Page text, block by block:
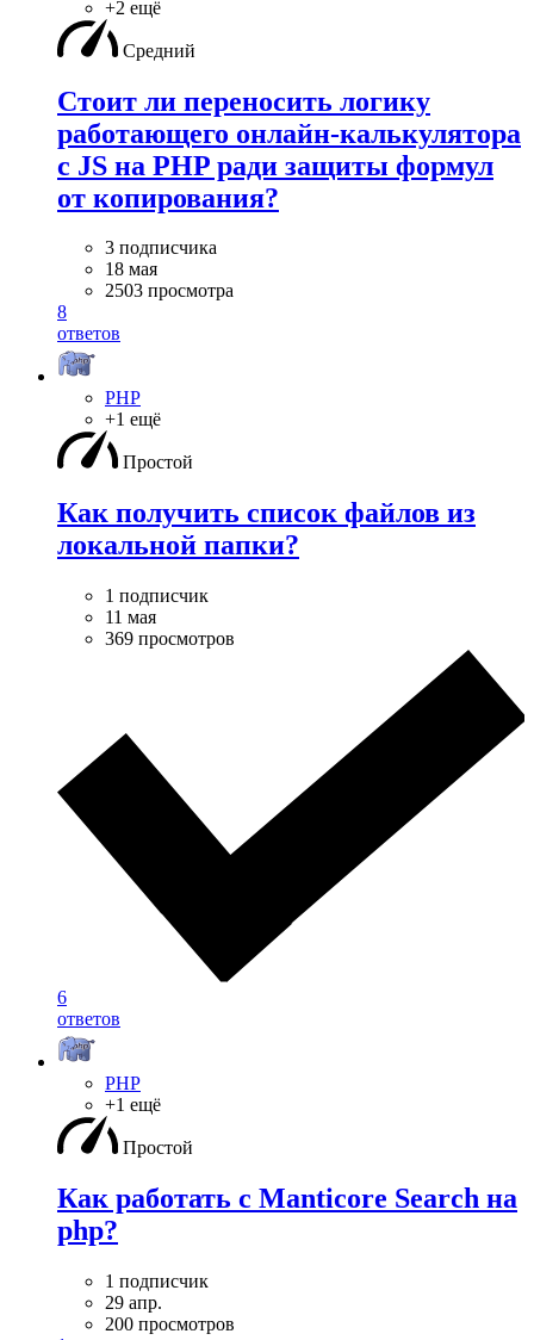
+2 ещё
Средний
Стоит ли переносить логику
работающего онлайн-калькулятора
с JS на PHP ради защиты формул
от копирования?
3 подписчика
18 мая
2503 просмотра
8
ответов
PHP
+1 ещё
Простой
Как получить список файлов из
локальной папки?
1 подписчик
11 мая
369 просмотров
6
ответов
PHP
+1 ещё
Простой
Как работать с Manticore Search на
php?
1 подписчик
29 апр.
200 просмотров